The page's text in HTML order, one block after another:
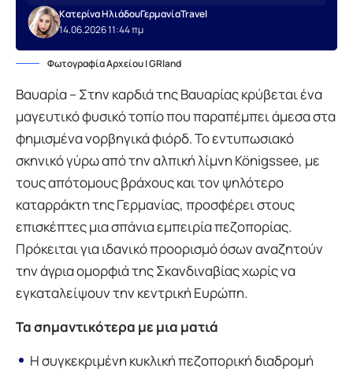
14.06.2026 11:44 πμ
Κατερίνα ΗλιάδουΓερμανίαTravel
Φωτογραφία Αρχείου | GRland
Βαυαρία – Στην καρδιά της Βαυαρίας κρύβεται ένα
μαγευτικό φυσικό τοπίο που παραπέμπει άμεσα στα
φημισμένα νορβηγικά φιόρδ. Το εντυπωσιακό
σκηνικό γύρω από την αλπική λίμνη Königssee, με
τους απότομους βράχους και τον ψηλότερο
καταρράκτη της Γερμανίας, προσφέρει στους
επισκέπτες μια σπάνια εμπειρία πεζοπορίας.
Πρόκειται για ιδανικό προορισμό όσων αναζητούν
την άγρια ομορφιά της Σκανδιναβίας χωρίς να
εγκαταλείψουν την κεντρική Ευρώπη.
Τα σημαντικότερα με μια ματιά
Η συγκεκριμένη κυκλική πεζοπορική διαδρομή